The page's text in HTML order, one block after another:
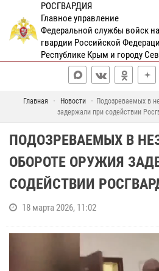
РОСГВАРДИЯ
Главное управление
Федеральной службы войск
гвардии Российской
Республике Крым и городу
Главная Новости
Подозреваемых в
задержали при содействии
ПОДОЗРЕВАЕМЫХ В
ОБОРОТЕ ОРУЖИЯ
СОДЕЙСТВИИ
18 марта 2026, 11:02